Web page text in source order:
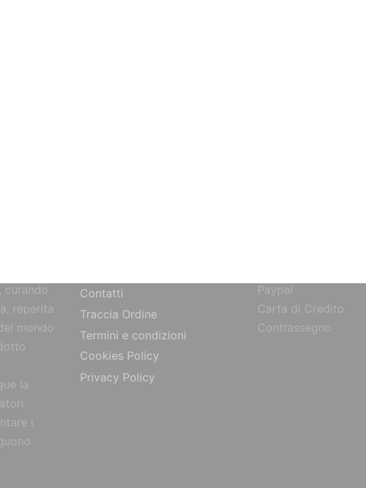
che
curando
reperita
mondo
la
i
Contatti
Traccia Ordine
Termini e condizioni
Cookies Policy
Privacy Policy
Paypal
Carta di Credito
Contrassegno